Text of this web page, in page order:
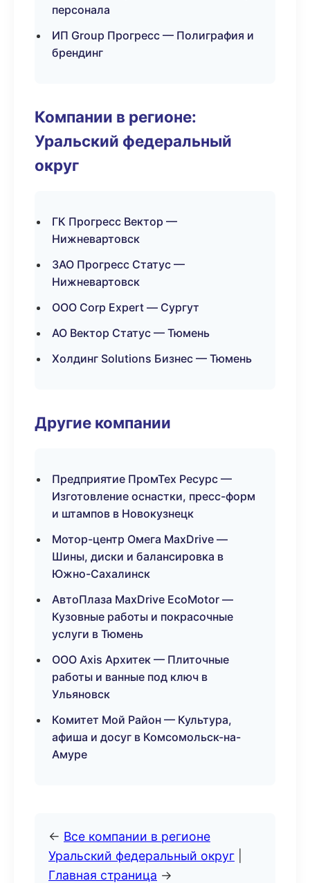
персонала
ИП Group Прогресс — Полиграфия и
брендинг
Компании в регионе:
Уральский федеральный
округ
ГК Прогресс Вектор —
Нижневартовск
ЗАО Прогресс Статус —
Нижневартовск
ООО Corp Expert — Сургут
АО Вектор Статус — Тюмень
Холдинг Solutions Бизнес — Тюмень
Другие компании
Предприятие ПромТех Ресурс —
Изготовление оснастки, пресс-форм
и штампов в Новокузнецк
Мотор-центр Омега MaxDrive —
Шины, диски и балансировка в
Южно-Сахалинск
АвтоПлаза MaxDrive EcoMotor —
Кузовные работы и покрасочные
услуги в Тюмень
ООО Axis Архитек — Плиточные
работы и ванные под ключ в
Ульяновск
Комитет Мой Район — Культура,
афиша и досуг в Комсомольск-на-
Амуре
← Все компании в регионе
Уральский федеральный округ
Главная страница →